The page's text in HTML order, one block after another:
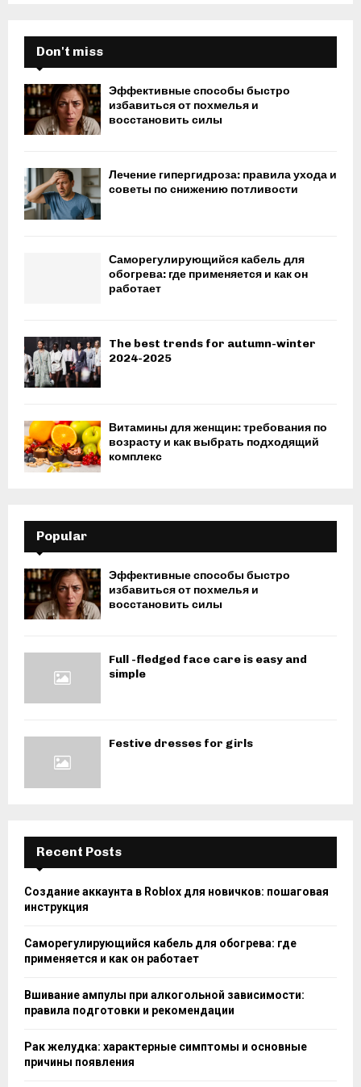
Don't miss
Эффективные способы быстро
избавиться от похмелья и
восстановить силы
Лечение гипергидроза: правила ухода и
советы по снижению потливости
Саморегулирующийся кабель для
обогрева: где применяется и как он
работает
The best trends for autumn-winter
2024-2025
Витамины для женщин: требования по
возрасту и как выбрать подходящий
комплекс
Popular
Эффективные способы быстро
избавиться от похмелья и
восстановить силы
Full -fledged face care is easy and
simple
Festive dresses for girls
Recent Posts
Создание аккаунта в Roblox для новичков: пошаговая
инструкция
Саморегулирующийся кабель для обогрева: где
применяется и как он работает
Вшивание ампулы при алкогольной зависимости:
правила подготовки и рекомендации
Рак желудка: характерные симптомы и основные
причины появления